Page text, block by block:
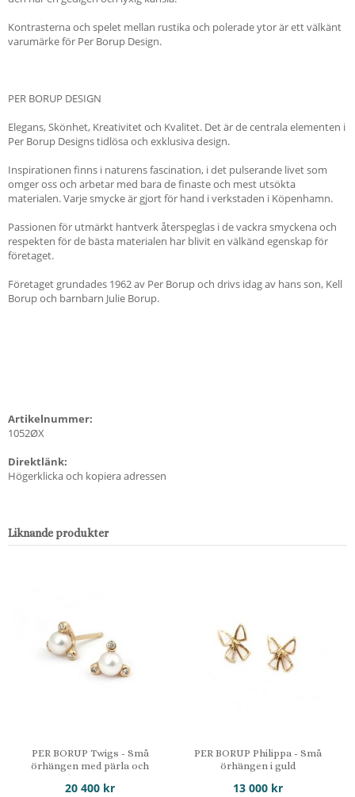
Kontrasterna och spelet mellan rustika och polerade ytor är ett välkänt
varumärke för Per Borup Design.
PER BORUP DESIGN
Elegans, Skönhet, Kreativitet och Kvalitet. Det är de centrala elementen i
Per Borup Designs tidlösa och exklusiva design.
Inspirationen finns i naturens fascination, i det pulserande livet som
omger oss och arbetar med bara de finaste och mest utsökta
materialen. Varje smycke är gjort för hand i verkstaden i Köpenhamn.
Passionen för utmärkt hantverk återspeglas i de vackra smyckena och
respekten för de bästa materialen har blivit en välkänd egenskap för
företaget.
Företaget grundades 1962 av Per Borup och drivs idag av hans son, Kell
Borup och barnbarn Julie Borup.
Artikelnummer:
1052ØX
Direktlänk:
Högerklicka och kopiera adressen
Liknande produkter
PER BORUP Twigs - Små
örhängen med pärla och
diamanter
20 400 kr
PER BORUP Philippa - Små
örhängen i guld
13 000 kr